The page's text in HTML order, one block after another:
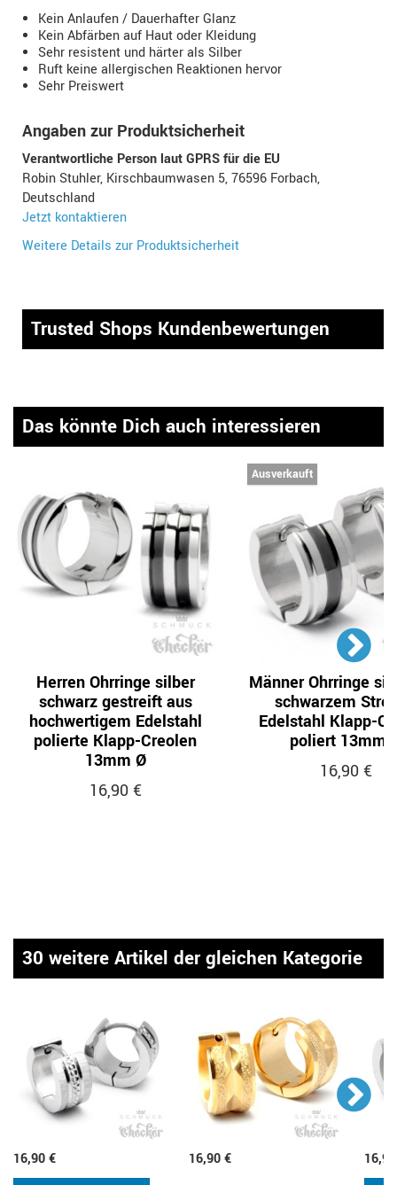
Kein Anlaufen / Dauerhafter Glanz
Kein Abfärben auf Haut oder Kleidung
Sehr resistent und härter als Silber
Ruft keine allergischen Reaktionen hervor
Sehr Preiswert
Angaben zur Produktsicherheit
Verantwortliche Person laut GPRS für die EU
Robin Stuhler, Kirschbaumwasen 5, 76596 Forbach,
Deutschland
Jetzt kontaktieren
Weitere Details zur Produktsicherheit
Trusted Shops Kundenbewertungen
Das könnte Dich auch interessieren
Herren Ohrringe silber
schwarz gestreift aus
hochwertigem Edelstahl
polierte Klapp-Creolen
13mm Ø
16,90 €
Ausverkauft
Männer Ohrringe
schwarzem
Edelstahl Klapp-
poliert 13mm
16,90 €
30 weitere Artikel der gleichen Kategorie
16,90 € 16,90 €